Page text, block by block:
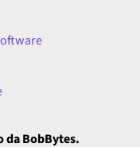
da BobBytes.